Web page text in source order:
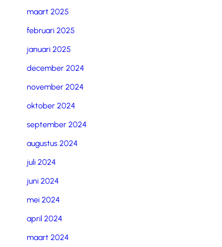
maart 2025
februari 2025
januari 2025
december 2024
november 2024
oktober 2024
september 2024
augustus 2024
juli 2024
juni 2024
mei 2024
april 2024
maart 2024